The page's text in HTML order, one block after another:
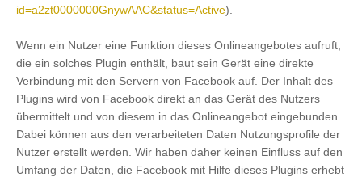
id=a2zt0000000GnywAAC&status=Active).
Wenn ein Nutzer eine Funktion dieses Onlineangebotes aufruft,
die ein solches Plugin enthält, baut sein Gerät eine direkte
Verbindung mit den Servern von Facebook auf. Der Inhalt des
Plugins wird von Facebook direkt an das Gerät des Nutzers
übermittelt und von diesem in das Onlineangebot eingebunden.
Dabei können aus den verarbeiteten Daten Nutzungsprofile der
Nutzer erstellt werden. Wir haben daher keinen Einfluss auf den
Umfang der Daten, die Facebook mit Hilfe dieses Plugins erhebt